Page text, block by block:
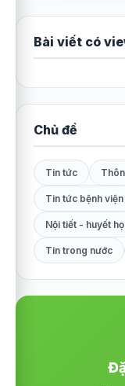
Bài viết có
Chủ đề
Tin tức
Tin tức bệnh viện
Nội tiết - huyết
Tin trong nước